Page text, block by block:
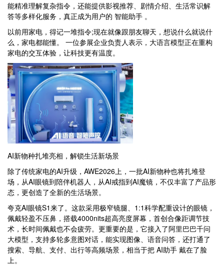
能精准理解复杂指令，还能提供影视推荐、剧情介绍、生活常识解
答等多样化服务，真正成为用户的 智能助手 。
以前用家电，得记一堆指令;现在就像跟朋友聊天，想说什么就说什
么，家电都能懂。 一位参展企业负责人表示，大语言模型正在重构
家电的交互体验，让科技更有温度。
AI新物种扎堆亮相，解锁生活新场景
除了传统家电的AI升级，AWE2026上，一批AI新物种也将扎堆登
场，从AI眼镜到陪伴机器人，从AI戒指到AI魔镜，不仅丰富了产品形
态，更创造了全新的生活场景。
夸克AI眼镜S1来了。这款采用极窄镜腿、1:1科学配重设计的眼镜，
佩戴轻盈不压鼻，搭载4000nits超高亮度屏幕，首创合像距调节技
术，长时间佩戴也不会疲劳。更重要的是，它接入了阿里巴巴千问
大模型，支持多轮多意图对话，能实现图像、语音问答，还打通了
搜索、导航、支付、出行等高频场景，相当于把 AI助手 戴在了脸
上。